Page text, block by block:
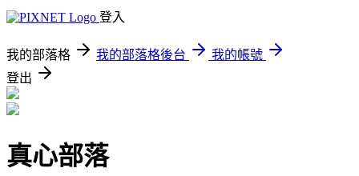
登入
我的部落格 我的部落格後台
我的帳號
登出
真心部落